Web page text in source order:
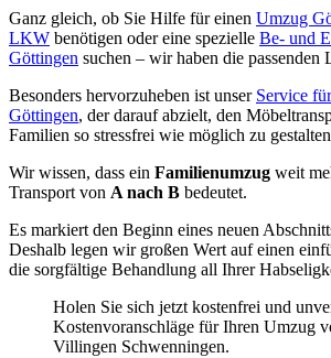
Ganz gleich, ob Sie Hilfe für einen Umzug
LKW benötigen oder eine spezielle Be- und
Göttingen suchen – wir haben die passenden
Besonders hervorzuheben ist unser Service
Göttingen, der darauf abzielt, den
Familien so stressfrei wie möglich zu
Wir wissen, dass ein Familienumzug weit
Transport von A nach B bedeutet.
Es markiert den Beginn eines neuen
Deshalb legen wir großen Wert auf einen
die sorgfältige Behandlung all Ihrer
Holen Sie sich jetzt kostenfrei und
Kostenvoranschläge für Ihren Umzug
Villingen Schwenningen.